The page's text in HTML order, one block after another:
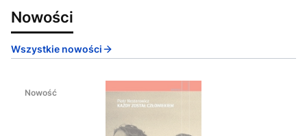
Nowości
Wszystkie nowości
Nowość